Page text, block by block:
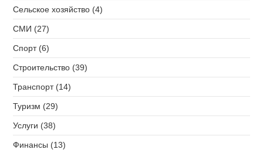
Сельское хозяйство (4)
СМИ (27)
Спорт (6)
Строительство (39)
Транспорт (14)
Туризм (29)
Услуги (38)
Финансы (13)